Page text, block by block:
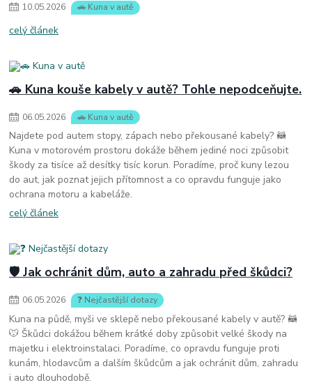
10.05.2026 🚗 Kuna v autě
celý článek
🚗 Kuna kouše kabely v autě? Tohle nepodceňujte.
06.05.2026 🚗 Kuna v autě
Najdete pod autem stopy, zápach nebo překousané kabely? 🦝
Kuna v motorovém prostoru dokáže během jediné noci způsobit
škody za tisíce až desítky tisíc korun. Poradíme, proč kuny lezou
do aut, jak poznat jejich přítomnost a co opravdu funguje jako
ochrana motoru a kabeláže.
celý článek
🛡️ Jak ochránit dům, auto a zahradu před škůdci?
06.05.2026 ❓ Nejčastější dotazy
Kuna na půdě, myši ve sklepě nebo překousané kabely v autě? 🦝
🐭 Škůdci dokážou během krátké doby způsobit velké škody na
majetku i elektroinstalaci. Poradíme, co opravdu funguje proti
kunám, hlodavcům a dalším škůdcům a jak ochránit dům, zahradu
i auto dlouhodobě.